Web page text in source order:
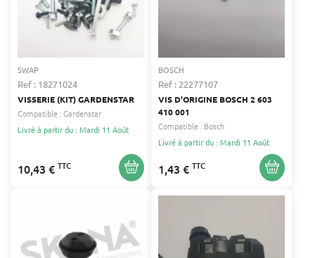
SWAP
Ref : 18271024
VISSERIE (KIT) GARDENSTAR
Compatible :Gardenstar
Livré à partir du : Mardi 11 Août
10,43 € TTC
BOSCH
Ref : 22277107
VIS D'ORIGINE BOSCH 2 603
410 001
Compatible : Bosch
Livré à partir du : Mardi 11 Août
1,43 € TTC